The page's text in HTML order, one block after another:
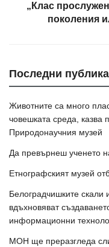
„Клас
поколения
Последни
Животните са много
човешката среда,
Природонаучния музей
Да превърнеш ученето
Етнографският музей
Белоградчишките скали
вдъхновяват
информационни
МОН ще преразгледа